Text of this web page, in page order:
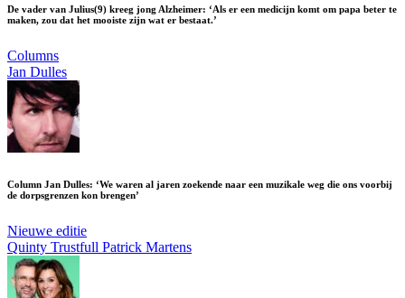
De vader van Julius(9) kreeg jong Alzheimer: ‘Als er een medicijn komt om papa beter te
maken, zou dat het mooiste zijn wat er bestaat.’
Columns
Jan Dulles
Column Jan Dulles: ‘We waren al jaren zoekende naar een muzikale weg die ons voorbij
de dorpsgrenzen kon brengen’
Nieuwe editie
Quinty Trustfull Patrick Martens